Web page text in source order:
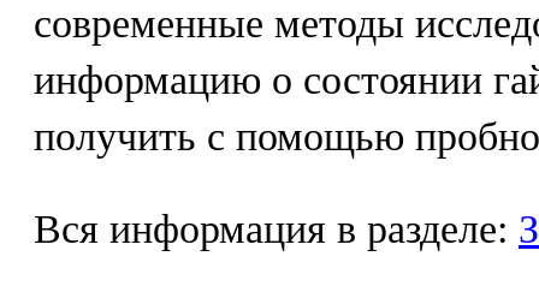
современные методы
информацию о состоянии
получить с помощью
Вся информация в разделе: